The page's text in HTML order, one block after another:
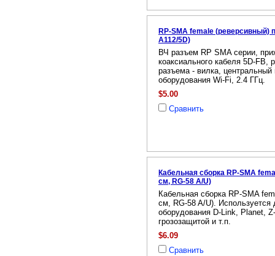
RP-SMA female (реверсивный)
A112/5D)
ВЧ разъем RP SMA серии,
коаксиального кабеля 5D-FB,
разъема - вилка, центральный
оборудования Wi-Fi, 2.4 ГГц.
$5.00
Сравнить
Кабельная сборка RP-SMA
см, RG-58 A/U)
Кабельная сборка RP-SMA
см, RG-58 A/U). Используется
оборудования D-Link, Planet,
грозозащитой и т.п.
$6.09
Сравнить